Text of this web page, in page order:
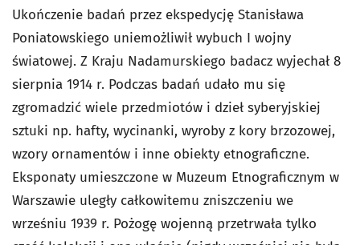
Ukończenie badań przez ekspedycję Stanisława
Poniatowskiego uniemożliwił wybuch I wojny
światowej. Z Kraju Nadamurskiego badacz wyjechał 8
sierpnia 1914 r. Podczas badań udało mu się
zgromadzić wiele przedmiotów i dzieł syberyjskiej
sztuki np. hafty, wycinanki, wyroby z kory brzozowej,
wzory ornamentów i inne obiekty etnograficzne.
Eksponaty umieszczone w Muzeum Etnograficznym w
Warszawie uległy całkowitemu zniszczeniu we
wrześniu 1939 r. Pożogę wojenną przetrwała tylko